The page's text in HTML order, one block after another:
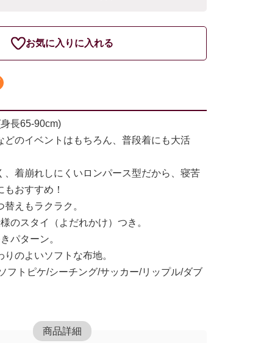
お気に入りに入れる
長65-90cm)
どのイベントはもちろん、普段着にも大活
、着崩れしにくいロンパース型だから、寝苦
もおすすめ！
えもラクラク。
のスタイ（よだれかけ）つき。
パターン。
のよいソフトな布地。
フトピケ/シーチング/サッカー/リップル/ダブ
商品詳細